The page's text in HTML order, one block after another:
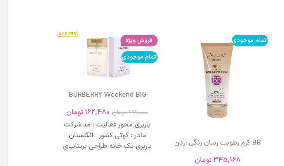
اتمام موجودی
BB کرم رطوبت رسان رنگی آردن
345,168تومان
فروش ویژه
اتمام موجودی
BURBERRY Weekend BIG
199,000 تومان 162,480تومان
باربری محور فعالیت : مد شرکت
مادر : کوتی کشور : انگلستان
باربری یک خانه طراحی بریتانیای